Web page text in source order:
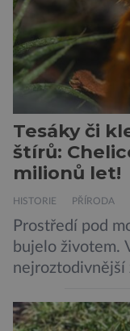
Tesáky či
štírů:
milionů let!
HISTORIE PŘÍRODA
Prostředí pod
bujelo životem.
prazvláštní